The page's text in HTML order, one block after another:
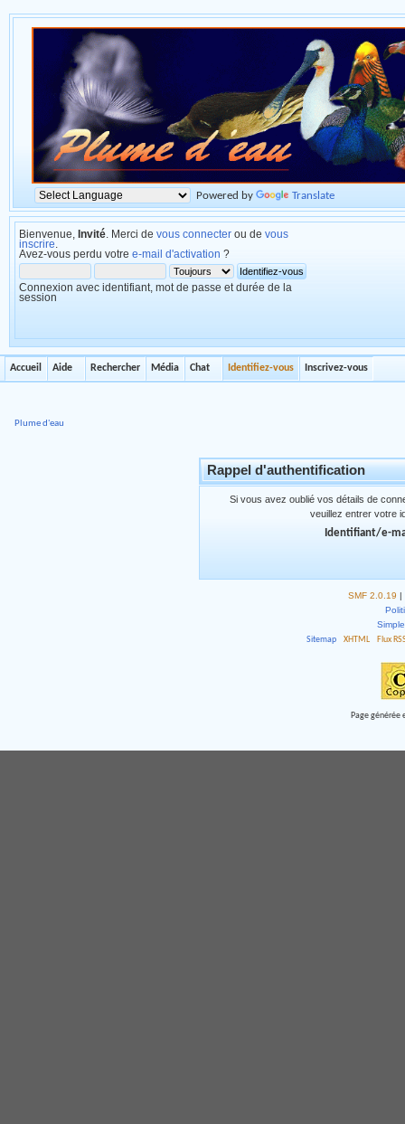
Powered by Translate
Bienvenue, Invité . Merci de vous connecter ou de vous
inscrire
Avez-vous perdu votre e-mail d'activation ?
Connexion avec identifiant, mot de passe et durée de la
session
Accueil Aide Rechercher Média Chat Identifiez-vous Inscrivez-vous
Plume d'eau
Rappel d'authentification
Si vous avez oublié vos détails de
veuillez entrer votre
Identifiant/e-
SMF 2.0.19 |
Sitemap
XHTML Flux
Page générée